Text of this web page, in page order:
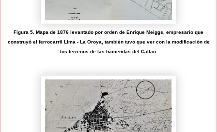
Figura 5. Mapa de 1876 levantado por orden de Enrique Meiggs, empresario que
construyó el ferrocarril Lima - La Oroya, también tuvo que ver con la modificación de
los terrenos de las haciendas del Callao.